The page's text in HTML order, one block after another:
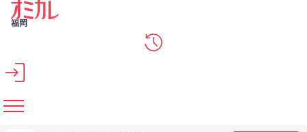
メインコンテンツへスキップ
福岡